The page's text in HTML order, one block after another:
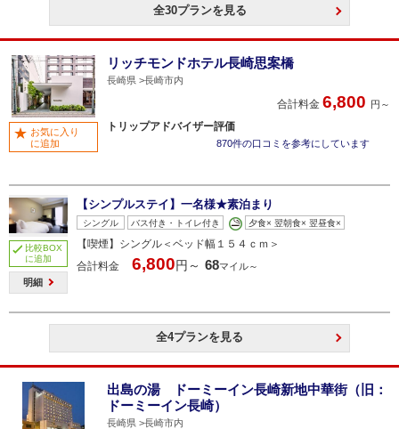
全30プランを見る
リッチモンドホテル長崎思案橋
長崎県 長崎市内
合計料金 6,800 円～
トリップアドバイザー評価
870件の口コミを参考にしています
お気に入り
に追加
比較BOX
に追加
明細
【シンプルステイ】一名様★素泊まり
シングル バス付き・トイレ付き 夕食× 翌朝食× 翌昼食×
【喫煙】シングル＜ベッド幅１５４ｃｍ＞
合計料金
6,800円～ 68マイル～
全4プランを見る
出島の湯 ドーミーイン長崎新地中華街（旧：
ドーミーイン長崎）
長崎県 長崎市内